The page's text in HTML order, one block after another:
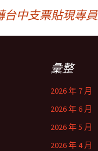
台中支票貼現專
彙整
2026 年 7 月
2026 年 6 月
2026 年 5 月
2026 年 4 月